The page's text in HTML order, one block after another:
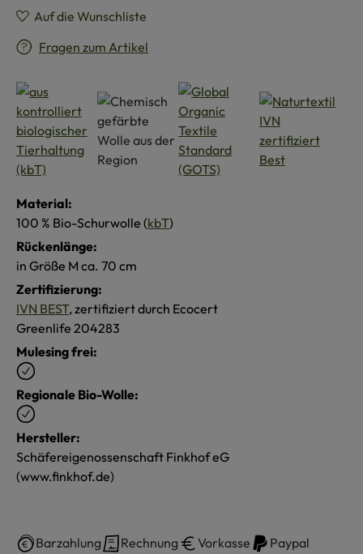
Auf die Wunschliste
Fragen zum Artikel
Material:
100 % Bio-Schurwolle (kbT)
Rückenlänge:
in Größe M ca. 70 cm
Zertifizierung:
IVN BEST, zertifiziert durch Ecocert
Greenlife 204283
Mulesing frei:
Regionale Bio-Wolle:
Hersteller:
Schäfereigenossenschaft Finkhof eG
(www.finkhof.de)
Barzahlung Rechnung Vorkasse
Paypal